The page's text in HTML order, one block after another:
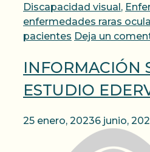
Discapacidad visual,
enfermedades raras
pacientes Deja un
INFORMACIÓN
ESTUDIO
25 enero, 20236 junio,